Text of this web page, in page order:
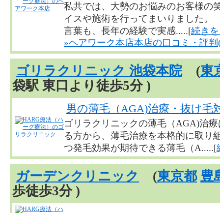
私共では、大勢のお悩みのお客様の
イスや施術を行ってまいりました。
言葉も、長年の経験で実感.....[続き
»ヘアワーク本店本店の口コミ・評判
ゴリラクリニック 池袋本院(東
袋駅 東口より徒歩5分 )
男の薄毛（AGA)治療・抜け
ゴリラクリニックの薄毛（AGA)治
る方から、薄毛治療を本格的に取り
つ発毛効果が期待できる薄毛（A.....[
ガーデンクリニック (東京都 豊
歩徒歩3分 )